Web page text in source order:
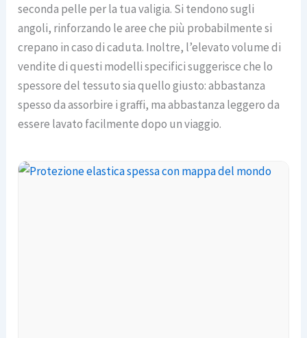
seconda pelle per la tua valigia. Si tendono sugli
angoli, rinforzando le aree che più probabilmente si
crepano in caso di caduta. Inoltre, l’elevato volume di
vendite di questi modelli specifici suggerisce che lo
spessore del tessuto sia quello giusto: abbastanza
spesso da assorbire i graffi, ma abbastanza leggero da
essere lavato facilmente dopo un viaggio.